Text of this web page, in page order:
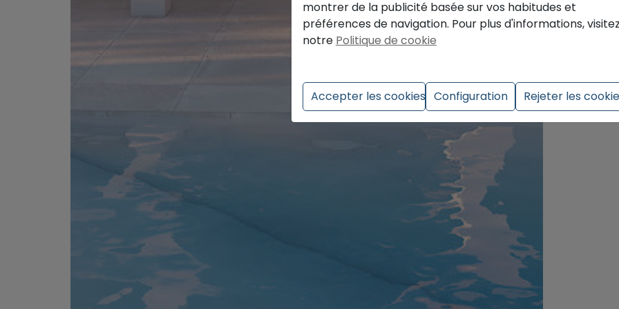
montrer de la publicité basée sur vos habitudes et
préférences de navigation. Pour plus d'informations,
notre Politique de cookie
Accepter les cookies Configuration Rejeter les